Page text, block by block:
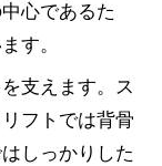
心であるた
す。
支えます。ス
フトでは背骨
しっかりした